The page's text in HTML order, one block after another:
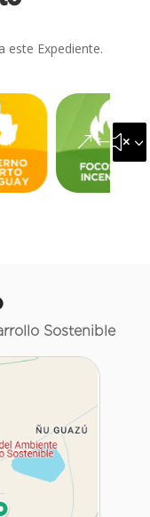
este Expediente.
Sostenible